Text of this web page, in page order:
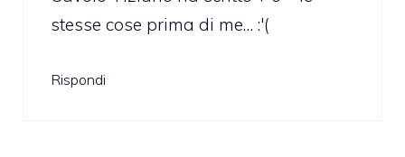
stesse cose prima di me… :'(
Rispondi